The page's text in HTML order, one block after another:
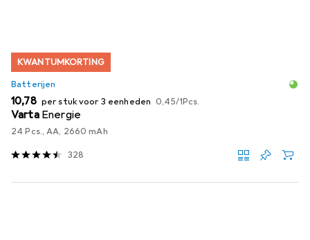
KWANTUMKORTING
Batterijen
EUR
10,78 per stuk voor 3 eenheden EUR
0,45/1Pcs.
Varta Energie
24 Pcs., AA, 2660 mAh
328